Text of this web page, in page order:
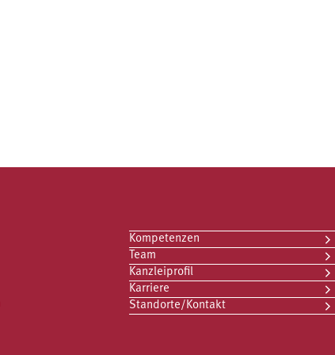
Kompetenzen
Team
Kanzleiprofil
Karriere
Standorte/Kontakt